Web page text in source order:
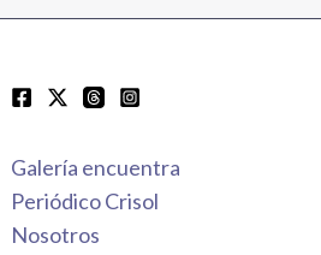
Galería encuentra
Periódico Crisol
Nosotros